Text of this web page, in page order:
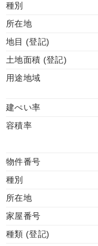
種別
所在地
地目 (登記)
土地面積 (登記)
用途地域
建ぺい率
容積率
物件番号
種別
所在地
家屋番号
種類 (登記)